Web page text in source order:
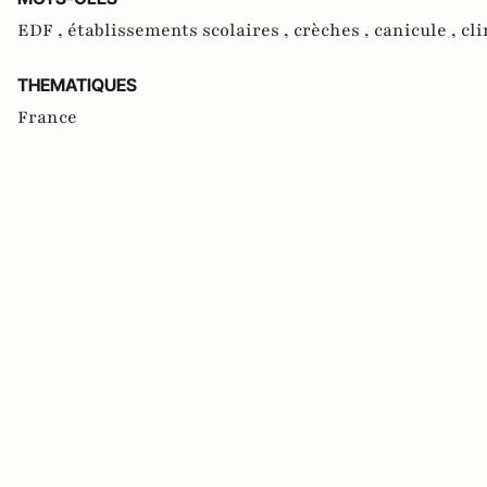
EDF , établissements scolaires , crèches , canicule ,
THEMATIQUES
France